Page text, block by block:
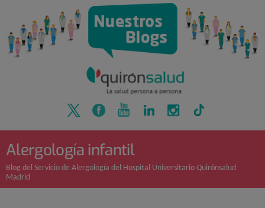
Alergología infantil
Blog del Servicio de Alergología del Hospital Universitario Quirónsalud
Madrid